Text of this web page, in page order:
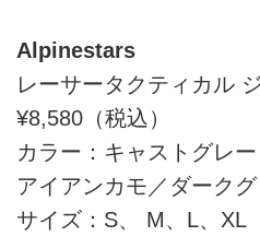
Alpinestars
レーサータクティカル
¥8,580（税込）
カラー：キャストグレ
アイアンカモ／ダーク
サイズ：S、 M、L、XL